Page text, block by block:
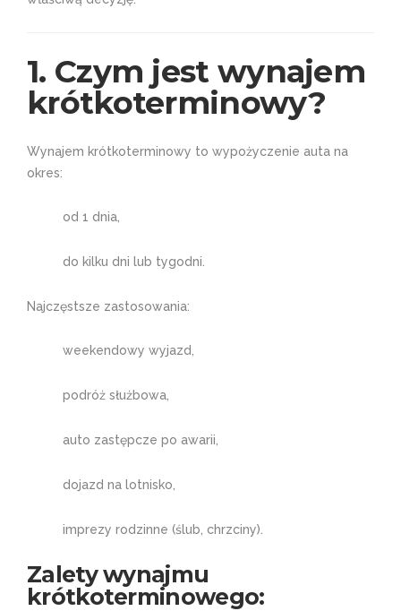
1. Czym jest wynajem
krótkoterminowy?
Wynajem krótkoterminowy to wypożyczenie auta na
okres:
od 1 dnia,
do kilku dni lub tygodni.
Najczęstsze zastosowania:
weekendowy wyjazd,
podróż służbowa,
auto zastępcze po awarii,
dojazd na lotnisko,
imprezy rodzinne (ślub, chrzciny).
Zalety wynajmu
krótkoterminowego: